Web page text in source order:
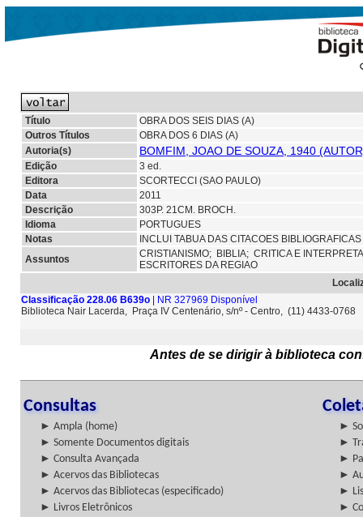
Título
OBRA DOS SEIS DIAS (A)
Outros Títulos
OBRA DOS 6 DIAS (A)
Autoria(s)
BOMFIM, JOAO DE SOUZA, 1940
Edição
3 ed.
Editora
SCORTECCI (SAO PAULO)
Data
2011
Descrição
303P. 21CM. BROCH.
Idioma
PORTUGUES
Notas
INCLUI TABUA DAS CITACOES
Assuntos
CRISTIANISMO; BIBLIA; CRITICA E
ESCRITORES DA REGIAO
Classificação 228.06 B639o | NR 327969 Disponível
Biblioteca Nair Lacerda, Praça IV Centenário, s/nº - Centro, (11) 4433-0768
Antes de se dirigir à biblioteca
Consultas
► Ampla (home)
►
► Somente Documentos digitais
►
► Consulta Avançada
►
► Acervos das Bibliotecas
►
► Acervos das Bibliotecas (especificado)
►
► Livros Eletrônicos
►